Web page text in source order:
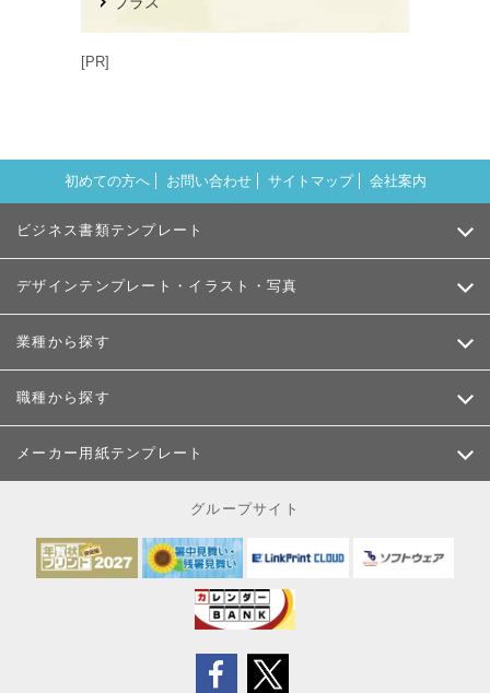
[PR]
初めての方へ お問い合わせ サイトマップ 会社案内
ビジネス書類テンプレート
デザインテンプレート・イラスト・写真
業種から探す
職種から探す
メーカー用紙テンプレート
グループサイト